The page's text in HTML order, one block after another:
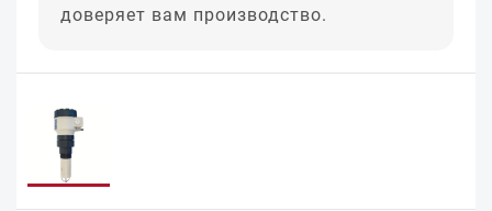
доверяет вам производство.